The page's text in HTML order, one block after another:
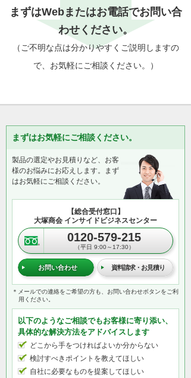
まずはWebまたはお電話でお問い合
わせください。
（ご不明な点は分かりやすくご説明しますの
で、お気軽にご相談ください。）
まずはお気軽にご相談ください。
製品の選定やお見積りなど、お客
様のお悩みにお応えします。まず
はお気軽にご相談ください。
【総合受付窓口】
大塚商会 インサイドビジネスセンター
0120-579-215
（平日 9:00～17:30）
お問い合わせ 資料請求・お見積り
＊メールでの連絡をご希望の方も、お問い合わせボタンをご利
用ください。
以下のようなご相談でもお客様に寄り添い、
具体的な解決方法をアドバイスします
どこから手をつければよいか分からない
検討すべきポイントを教えてほしい
自社に必要なものを提案してほしい